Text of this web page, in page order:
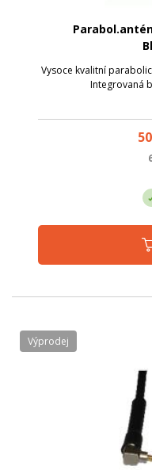
Vysoce kvalitní
Integrovaná
Výprodej